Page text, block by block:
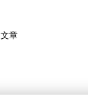
文章